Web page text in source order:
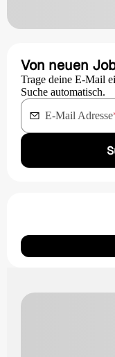
Von neuen
Trage deine E-Mail
Suche automatisch.
E-Mail Adresse